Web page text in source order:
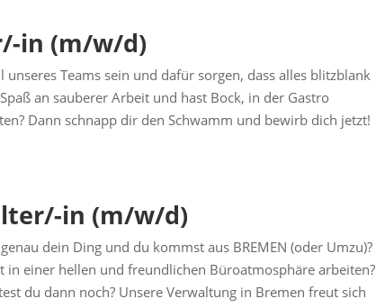
in (m/w/d)
unseres Teams sein und dafür sorgen, dass alles blitzblank
an sauberer Arbeit und hast Bock, in der Gastro
Dann schnapp dir den Schwamm und bewirb dich jetzt!
in (m/w/d)
dein Ding und du kommst aus BREMEN (oder Umzu)?
in einer hellen und freundlichen Büroatmosphäre arbeiten?
du dann noch? Unsere Verwaltung in Bremen freut sich